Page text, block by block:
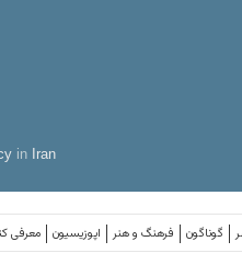
in Iran
معرفی اپوزیسیون فرهنگ و هنر گوناگون